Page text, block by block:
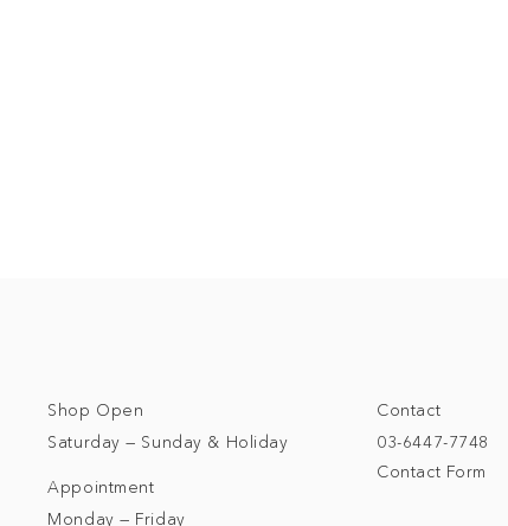
Contact
03-6447-7748
Contact Form
Shop Open
Saturday — Sunday & Holiday
Appointment
Monday — Friday